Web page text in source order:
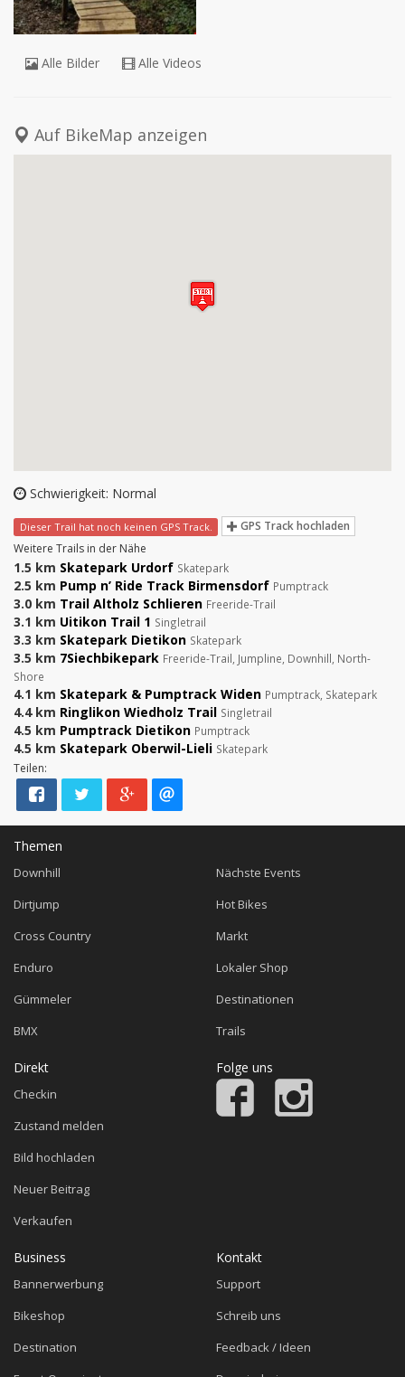
Alle Bilder Alle Videos
Auf BikeMap anzeigen
Schwierigkeit: Normal
Dieser Trail hat noch keinen GPS Track.
GPS Track hochladen
Weitere Trails in der Nähe
1.5 km Skatepark Urdorf Skatepark
2.5 km Pump n’ Ride Track Birmensdorf Pumptrack
3.0 km Trail Altholz Schlieren Freeride-Trail
3.1 km Uitikon Trail 1 Singletrail
3.3 km Skatepark Dietikon Skatepark
3.5 km 7Siechbikepark Freeride-Trail, Jumpline, Downhill, North-
Shore
4.1 km Skatepark & Pumptrack Widen Pumptrack, Skatepark
4.4 km Ringlikon Wiedholz Trail Singletrail
4.5 km Pumptrack Dietikon Pumptrack
4.5 km Skatepark Oberwil-Lieli Skatepark
Teilen:
Themen
Downhill
Dirtjump
Cross Country
Enduro
Gümmeler
BMX
Nächste Events
Hot Bikes
Markt
Lokaler Shop
Destinationen
Trails
Direkt
Checkin
Zustand melden
Bild hochladen
Neuer Beitrag
Verkaufen
Folge uns
Business
Bannerwerbung
Bikeshop
Destination
Kontakt
Support
Schreib uns
Feedback / Ideen